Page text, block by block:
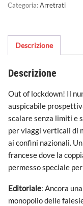
Categoria:Arretrati
Descrizione
Descrizione
Out of lockdown! Il
auspicabile
scalare senza limiti e
per viaggi verticali di
ai confini nazionali.
francese dove la
permesso speciale
Editoriale: Ancora
monopolio delle